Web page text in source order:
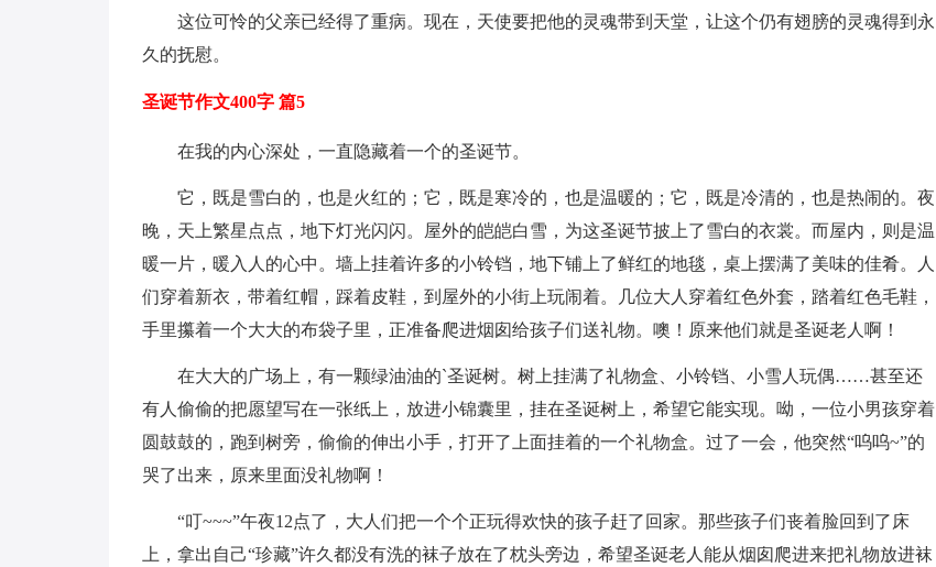
这位可怜的父亲已经得了重病。现在，天使要把他的灵魂带到天堂，让这个仍有翅膀的灵魂得到永
久的抚慰。
圣诞节作文400字 篇5
在我的内心深处，一直隐藏着一个的圣诞节。
它，既是雪白的，也是火红的；它，既是寒冷的，也是温暖的；它，既是冷清的，也是热闹的。夜
晚，天上繁星点点，地下灯光闪闪。屋外的皑皑白雪，为这圣诞节披上了雪白的衣裳。而屋内，则是温
暖一片，暖入人的心中。墙上挂着许多的小铃铛，地下铺上了鲜红的地毯，桌上摆满了美味的佳肴。人
们穿着新衣，带着红帽，踩着皮鞋，到屋外的小街上玩闹着。几位大人穿着红色外套，踏着红色毛鞋，
手里攥着一个大大的布袋子里，正准备爬进烟囱给孩子们送礼物。噢！原来他们就是圣诞老人啊！
在大大的广场上，有一颗绿油油的`圣诞树。树上挂满了礼物盒、小铃铛、小雪人玩偶……甚至还
有人偷偷的把愿望写在一张纸上，放进小锦囊里，挂在圣诞树上，希望它能实现。呦，一位小男孩穿着
圆鼓鼓的，跑到树旁，偷偷的伸出小手，打开了上面挂着的一个礼物盒。过了一会，他突然“呜呜~”的
哭了出来，原来里面没礼物啊！
“叮~~~”午夜12点了，大人们把一个个正玩得欢快的孩子赶了回家。那些孩子们丧着脸回到了床
上，拿出自己“珍藏”许久都没有洗的袜子放在了枕头旁边，希望圣诞老人能从烟囱爬进来把礼物放进袜